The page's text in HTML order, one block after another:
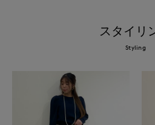
スタイリ
Styling